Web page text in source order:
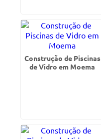
Construção de Piscinas
de Vidro em Moema